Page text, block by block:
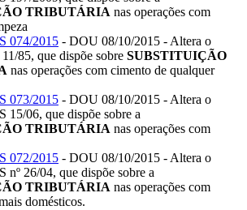
TRIBUTÁRIA nas operações com
074/2015 - DOU 08/10/2015 - Altera o
85, que dispõe sobre SUBSTITUIÇÃO
nas operações com cimento de qualquer
073/2015 - DOU 08/10/2015 - Altera o
15/06, que dispõe sobre a
TRIBUTÁRIA nas operações com
072/2015 - DOU 08/10/2015 - Altera o
nº 26/04, que dispõe sobre a
TRIBUTÁRIA nas operações com
domésticos.